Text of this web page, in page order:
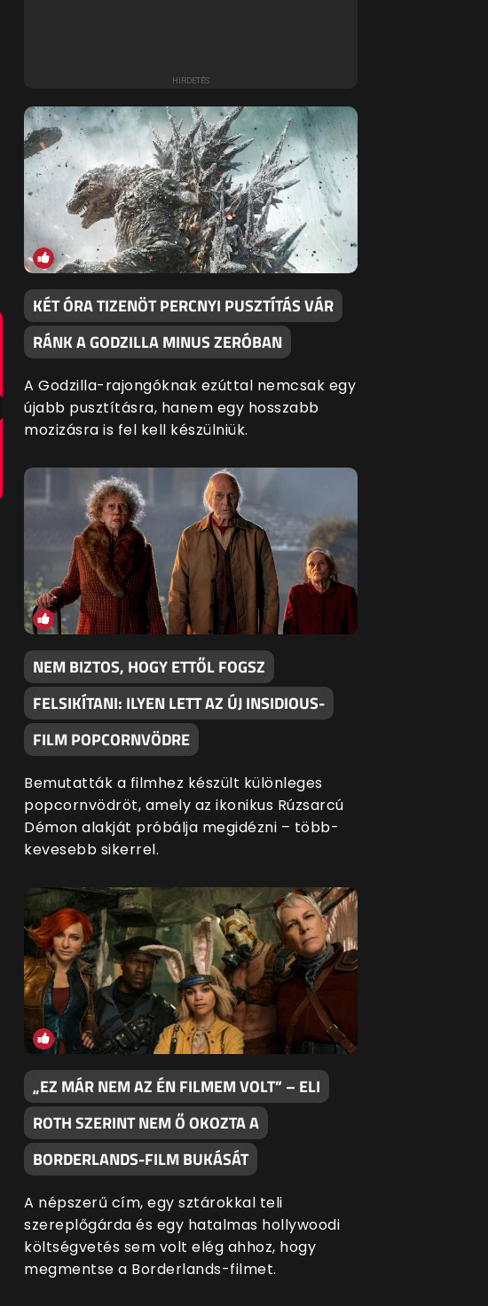
KÉT ÓRA TIZENÖT PERCNYI PUSZTÍTÁS VÁR
RÁNK A GODZILLA MINUS ZERÓBAN
A Godzilla-rajongóknak ezúttal nemcsak egy
újabb pusztításra, hanem egy hosszabb
mozizásra is fel kell készülniük.
NEM BIZTOS, HOGY ETTŐL FOGSZ
FELSIKÍTANI: ILYEN LETT AZ ÚJ INSIDIOUS-
FILM POPCORNVÖDRE
Bemutatták a filmhez készült különleges
popcornvödröt, amely az ikonikus Rúzsarcú
Démon alakját próbálja megidézni – több-
kevesebb sikerrel.
„EZ MÁR NEM AZ ÉN FILMEM VOLT” – ELI
ROTH SZERINT NEM Ő OKOZTA A
BORDERLANDS-FILM BUKÁSÁT
A népszerű cím, egy sztárokkal teli
szereplőgárda és egy hatalmas hollywoodi
költségvetés sem volt elég ahhoz, hogy
megmentse a Borderlands-filmet.